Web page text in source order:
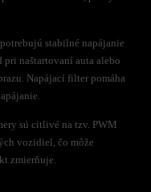
stabilné napájanie
naštartovaní auta alebo
Napájací filter pomáha
sú citlivé na tzv. PWM
vozidiel, čo môže
zmierňuje.